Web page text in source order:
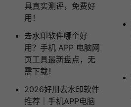
具真实测评，免费好
用！
去水印软件哪个好
用？手机 APP 电脑网
页工具最新盘点，无
需下载！
2026好用去水印软件
推荐｜手机APP电脑